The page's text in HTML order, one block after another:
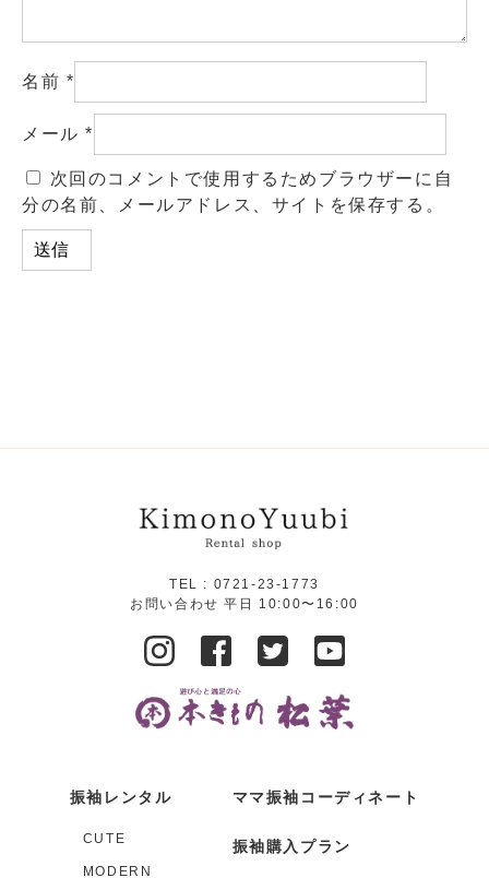
名前 *
メール*
次回のコメントで使用するためブラウザーに自
分の名前、メールアドレス、サイトを保存する。
TEL : 0721-23-1773
お問い合わせ 平日 10:00〜16:00
振袖レンタル
CUTE
MODERN
ママ振袖コーディネート
振袖購入プラン